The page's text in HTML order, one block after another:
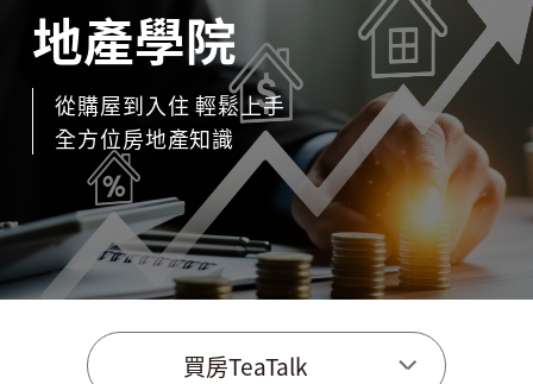
地產學院
從購屋到入住 輕鬆上手
全方位房地產知識
買房TeaTalk